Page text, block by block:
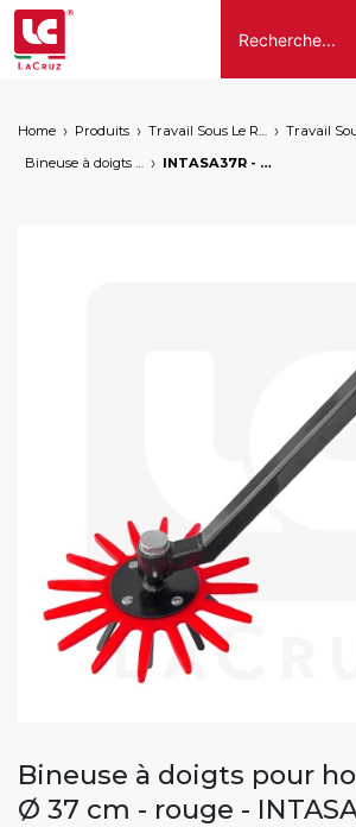
Home Produits Travail Sous Le Rang
Bineuse à doigts pour horticulture
INTASA37R - Bineuse à doigts pour horticulure - Ø 37 cm - rouge, markets: []string{"A", "B", "AU"}
Bineuse à doigts pour
Ø 37 cm - rouge -